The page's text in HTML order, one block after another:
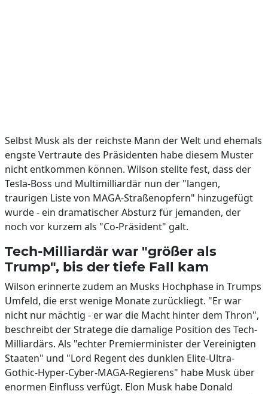
Selbst Musk als der reichste Mann der Welt und ehemals
engste Vertraute des Präsidenten habe diesem Muster
nicht entkommen können. Wilson stellte fest, dass der
Tesla-Boss und Multimilliardär nun der "langen,
traurigen Liste von MAGA-Straßenopfern" hinzugefügt
wurde - ein dramatischer Absturz für jemanden, der
noch vor kurzem als "Co-Präsident" galt.
Tech-Milliardär war "größer als
Trump", bis der tiefe Fall kam
Wilson erinnerte zudem an Musks Hochphase in Trumps
Umfeld, die erst wenige Monate zurückliegt. "Er war
nicht nur mächtig - er war die Macht hinter dem Thron",
beschreibt der Stratege die damalige Position des Tech-
Milliardärs. Als "echter Premierminister der Vereinigten
Staaten" und "Lord Regent des dunklen Elite-Ultra-
Gothic-Hyper-Cyber-MAGA-Regierens" habe Musk über
enormen Einfluss verfügt. Elon Musk habe Donald